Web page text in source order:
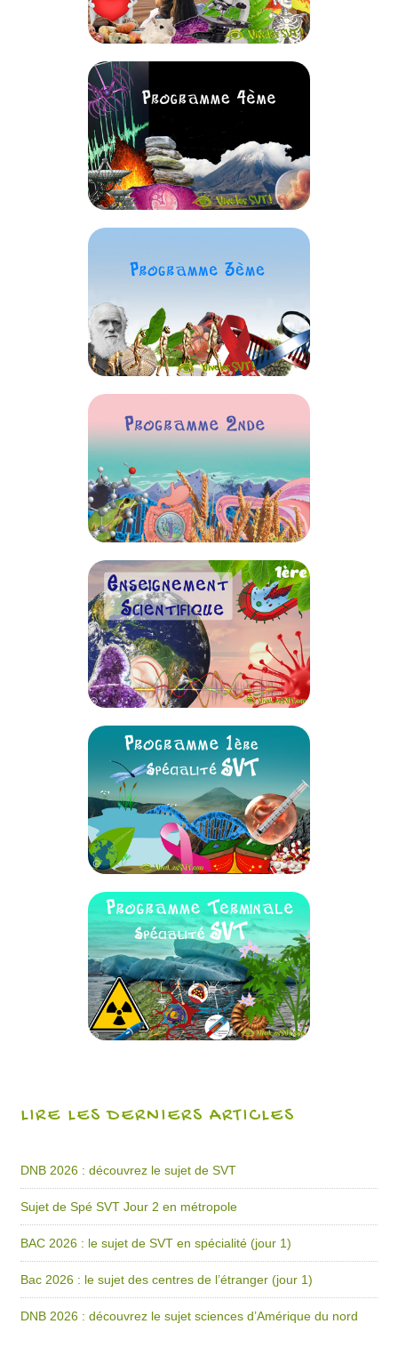
LIRE LES DERNIERS ARTICLES
DNB 2026 : découvrez le sujet de SVT
Sujet de Spé SVT Jour 2 en métropole
BAC 2026 : le sujet de SVT en spécialité (jour 1)
Bac 2026 : le sujet des centres de l’étranger (jour 1)
DNB 2026 : découvrez le sujet sciences d’Amérique du nord